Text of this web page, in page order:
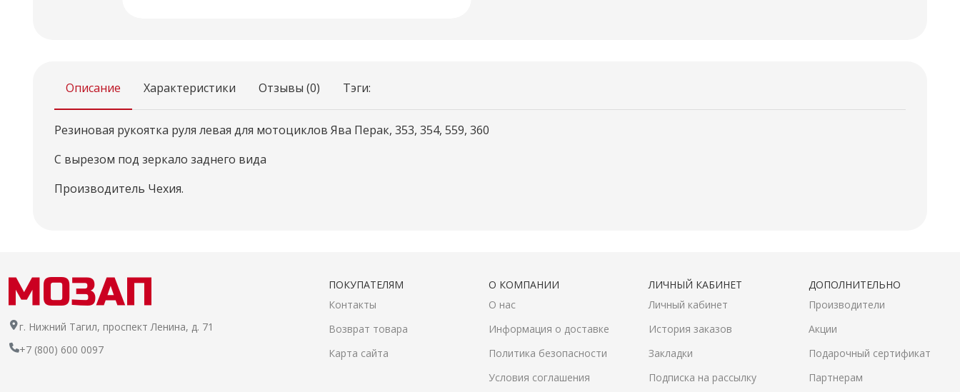
Описание Характеристики Отзывы (0) Тэги:
Резиновая рукоятка руля левая для мотоциклов Ява Перак, 353, 354, 559, 360
С вырезом под зеркало заднего вида
Производитель Чехия.
г. Нижний Тагил, проспект Ленина, д. 71
+7 (800) 600 0097
ПОКУПАТЕЛЯМ
Контакты
Возврат товара
Карта сайта
О КОМПАНИИ
О нас
Информация о доставке
Политика безопасности
Условия соглашения
ЛИЧНЫЙ КАБИНЕТ
Личный кабинет
История заказов
Закладки
Подписка на рассылку
ДОПОЛНИТЕЛЬНО
Производители
Акции
Подарочный сертификат
Партнерам